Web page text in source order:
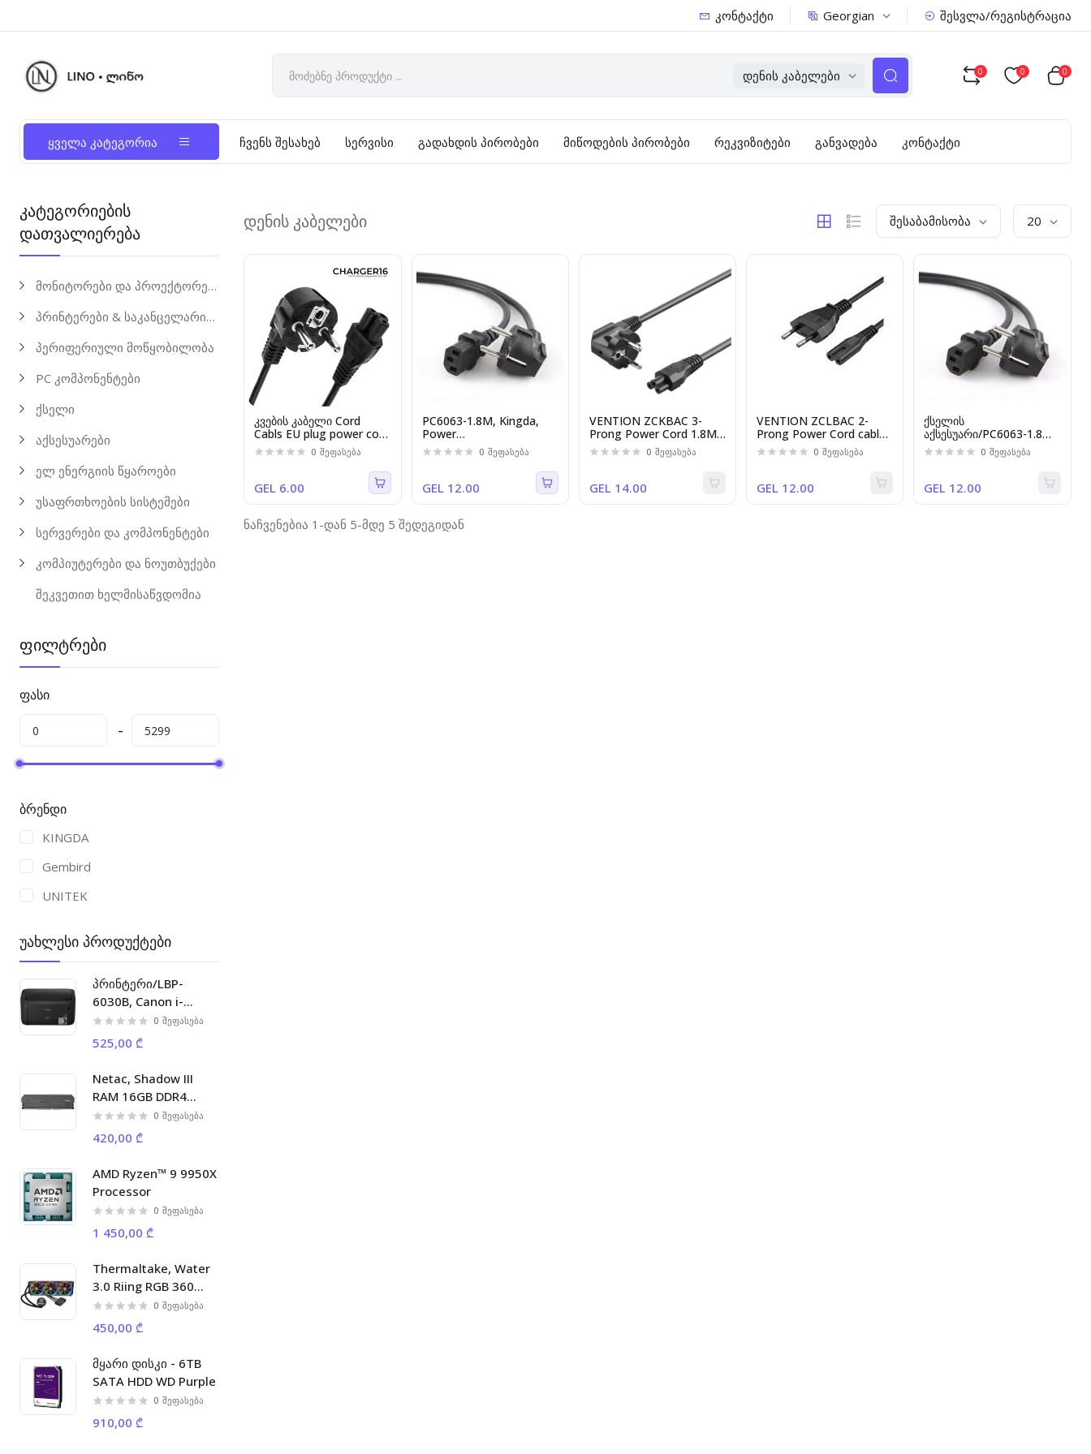
კონტაქტი Georgian შესვლა/რეგისტრაცია
Დენის Კაბელები 0 0 0
ყველა კატეგორია ჩვენს შესახებ სერვისი გადახდის პირობები მიწოდების პირობები რეკვიზიტები განვადება კონტაქტი
კატეგორიების
დათვალიერება
მონიტორები და პროექტორები
პრინტერები & საკანცელარიო საქონელი
პერიფერიული მოწყობილობა
PC კომპონენტები
ქსელი
აქსესუარები
ელ ენერგიის წყაროები
უსაფრთხოების სისტემები
სერვერები და კომპონენტები
კომპიუტერები და ნოუთბუქები
შეკვეთით ხელმისაწვდომია
ფილტრები
ფასი
ბრენდი
KINGDA
Gembird
UNITEK
უახლესი პროდუქტები
პრინტერი/LBP-
6030B, Canon i-
SENSYS laser printer
A4 18ppm 32MB 2400
0 შეფასება
525,00 ₾
Netac, Shadow III
RAM 16GB DDR4
3200MHz C16 DIMM.
0 შეფასება
420,00 ₾
AMD Ryzen™ 9 9950X
Processor
0 შეფასება
1 450,00 ₾
Thermaltake, Water
3.0 Riing RGB 360
Liquid Cooler
0 შეფასება
450,00 ₾
მყარი დისკი - 6TB
SATA HDD WD Purple
0 შეფასება
910,00 ₾
დენის კაბელები Შესაბამისობა 20
კვების კაბელი Cord
Cabls EU plug power cord
(laptop adapters) 0.5mm
1.5m standard quality
0 შეფასება
GEL 6.00
PC6063-1.8M, Kingda,
Power
cable,3x1.00mm,1.8M
0 შეფასება
GEL 12.00
VENTION ZCKBAC 3-
Prong Power Cord 1.8M
cable C5 Connector EU
Plug
0 შეფასება
GEL 14.00
VENTION ZCLBAC 2-
Prong Power Cord cable
1.8M C7 Connector EU
Plug
0 შეფასება
GEL 12.00
ქსელის
აქსესუარი/PC6063-1.8M,
Kingda, Power
cable,3x1.00mm,1.8M
0 შეფასება
GEL 12.00
ნაჩვენებია 1-დან 5-მდე 5 შედეგიდან